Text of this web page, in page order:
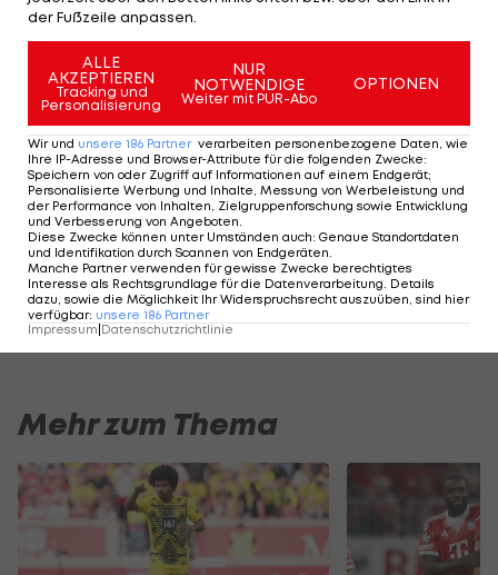
Schlussphase eingewechselt und kommt zu
seinem ersten Einsatz seit dem DFB-Pokalfinale
2017. Er besorgt in der Nachspielzeit sogar noch
den Endstand (90.+1).
Der HSV benötigt am letzten Spieltag einen
Heimsieg über Mönchengladbach und einen Erfolg
von Köln in Wolfsburg, um noch auf den
Relegationsplatz zu springen. Der fixe
Klassenerhalt ist außer Reichweite, auch das
Torverhältnis ist wesentlich schlechter als jenes
der Wolfsburger.
Mehr zum Thema
der Fußzeile anpassen.
ALLE
AKZEPTIEREN
Tracking und
Personalisierung
NUR
NOTWENDIGE
Weiter mit PUR-Abo
OPTIONEN
Wir und unsere 186 Partner verarbeiten personenbezogene Daten, wie
Ihre IP-Adresse und Browser-Attribute für die folgenden Zwecke:
Speichern von oder Zugriff auf Informationen auf einem Endgerät;
Personalisierte Werbung und Inhalte, Messung von Werbeleistung und
der Performance von Inhalten, Zielgruppenforschung sowie Entwicklung
und Verbesserung von Angeboten.
Diese Zwecke können unter Umständen auch: Genaue Standortdaten
und Identifikation durch Scannen von Endgeräten.
Manche Partner verwenden für gewisse Zwecke berechtigtes
Interesse als Rechtsgrundlage für die Datenverarbeitung. Details
dazu, sowie die Möglichkeit Ihr Widerspruchsrecht auszuüben, sind hier
verfügbar: unsere 186 Partner
Impressum Datenschutzrichtlinie